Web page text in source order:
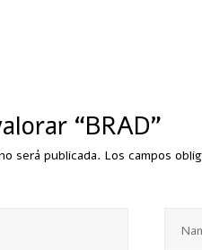
“BRAD”
será publicada. Los campos